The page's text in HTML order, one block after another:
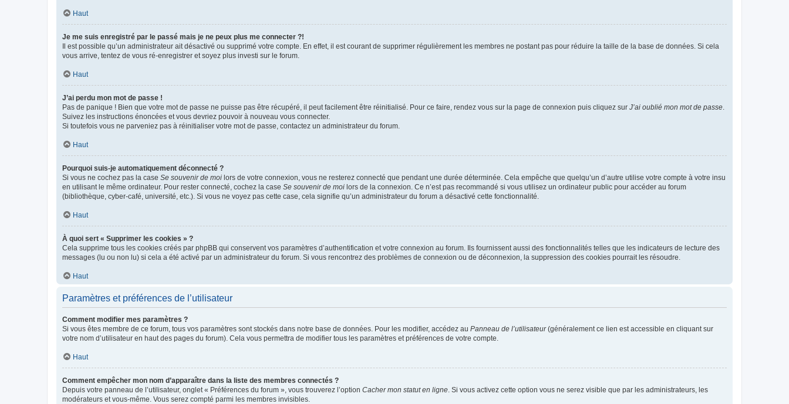
Haut
Je me suis enregistré par le passé mais je ne peux plus me connecter ?!
Il est possible qu’un administrateur ait désactivé ou supprimé votre compte. En effet, il est courant de supprimer régulièrement les membres ne postant pas pour réduire la taille de la base de données. Si cela
vous arrive, tentez de vous ré-enregistrer et soyez plus investi sur le forum.
Haut
J’ai perdu mon mot de passe !
Pas de panique ! Bien que votre mot de passe ne puisse pas être récupéré, il peut facilement être réinitialisé. Pour ce faire, rendez vous sur la page de connexion puis cliquez sur J’ai oublié mon mot de passe
Suivez les instructions énoncées et vous devriez pouvoir à nouveau vous connecter.
Si toutefois vous ne parveniez pas à réinitialiser votre mot de passe, contactez un administrateur du forum.
Haut
Pourquoi suis-je automatiquement déconnecté ?
Si vous ne cochez pas la case Se souvenir de moi lors de votre connexion, vous ne resterez connecté que pendant une durée déterminée. Cela empêche que quelqu’un d’autre utilise votre compte à votre insu
en utilisant le même ordinateur. Pour rester connecté, cochez la case Se souvenir de moi lors de la connexion. Ce n’est pas recommandé si vous utilisez un ordinateur public pour accéder au forum
(bibliothèque, cyber-café, université, etc.). Si vous ne voyez pas cette case, cela signifie qu’un administrateur du forum a désactivé cette fonctionnalité.
Haut
À quoi sert « Supprimer les cookies » ?
Cela supprime tous les cookies créés par phpBB qui conservent vos paramètres d’authentification et votre connexion au forum. Ils fournissent aussi des fonctionnalités telles que les indicateurs de lecture des
messages (lu ou non lu) si cela a été activé par un administrateur du forum. Si vous rencontrez des problèmes de connexion ou de déconnexion, la suppression des cookies pourrait les résoudre.
Haut
Paramètres et préférences de l’utilisateur
Comment modifier mes paramètres ?
Si vous êtes membre de ce forum, tous vos paramètres sont stockés dans notre base de données. Pour les modifier, accédez au Panneau de l’utilisateur(généralement ce lien est accessible en cliquant sur
votre nom d’utilisateur en haut des pages du forum). Cela vous permettra de modifier tous les paramètres et préférences de votre compte.
Haut
Comment empêcher mon nom d’apparaître dans la liste des membres connectés ?
Depuis votre panneau de l’utilisateur, onglet « Préférences du forum », vous trouverez l’option Cacher mon statut en ligne . Si vous activez cette option vous ne serez visible que par les administrateurs, les
modérateurs et vous-même. Vous serez compté parmi les membres invisibles.